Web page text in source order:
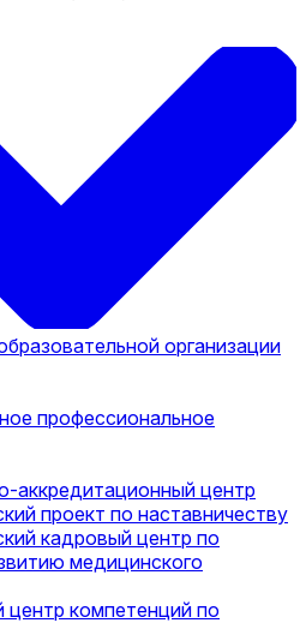
организации
профессиональное
аккредитационный центр
проект по наставничеству
кадровый центр по
медицинского
центр компетенций по